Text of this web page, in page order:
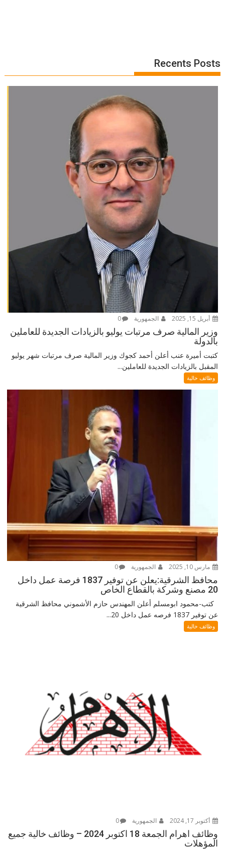
Recents Posts
أبريل 15, 2025 الجمهورية 0
وزير المالية صرف مرتبات يوليو بالزيادات الجديدة للعاملين
بالدولة
كتبت أميرة عنب أعلن أحمد كجوك وزير المالية صرف مرتبات شهر يوليو
المقبل بالزيادات الجديدة للعاملين...
وظائف خالية
مارس 10, 2025 الجمهورية 0
محافظ الشرقية:يعلن عن توفير 1837 فرصة عمل داخل
20 مصنع وشركة بالقطاع الخاص
كتب-محمود ابومسلم أعلن المهندس حازم الأشموني محافظ الشرقية
عن توفير 1837 فرصه عمل داخل 20...
وظائف خالية
أكتوبر 17, 2024 الجمهورية 0
وظائف اهرام الجمعة 18 اكتوبر 2024 – وظائف خالية جميع
المؤهلات